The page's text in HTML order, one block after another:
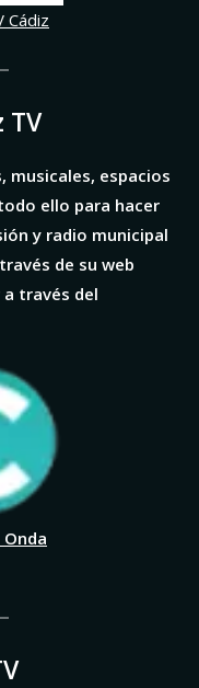
Cádiz
TV
musicales, espacios
ello para hacer
y radio municipal
de su web
través del
Onda